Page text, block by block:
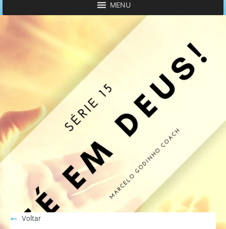
MENU
Voltar